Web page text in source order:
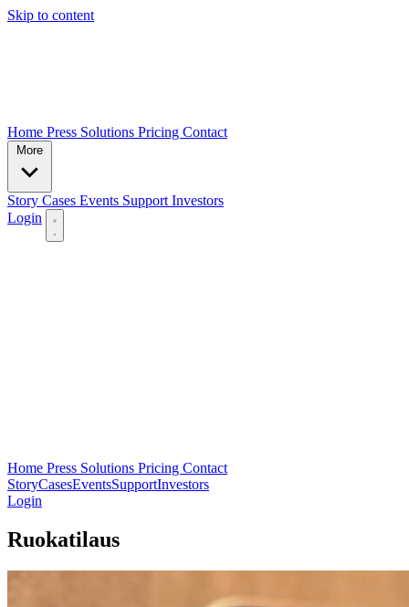
Skip to content
Home Press Solutions Pricing Contact
Story Cases Events SupportInvestors
Login
Home Press Solutions Pricing Contact
StoryCasesEventsSupportInvestors
Login
Ruokatilaus